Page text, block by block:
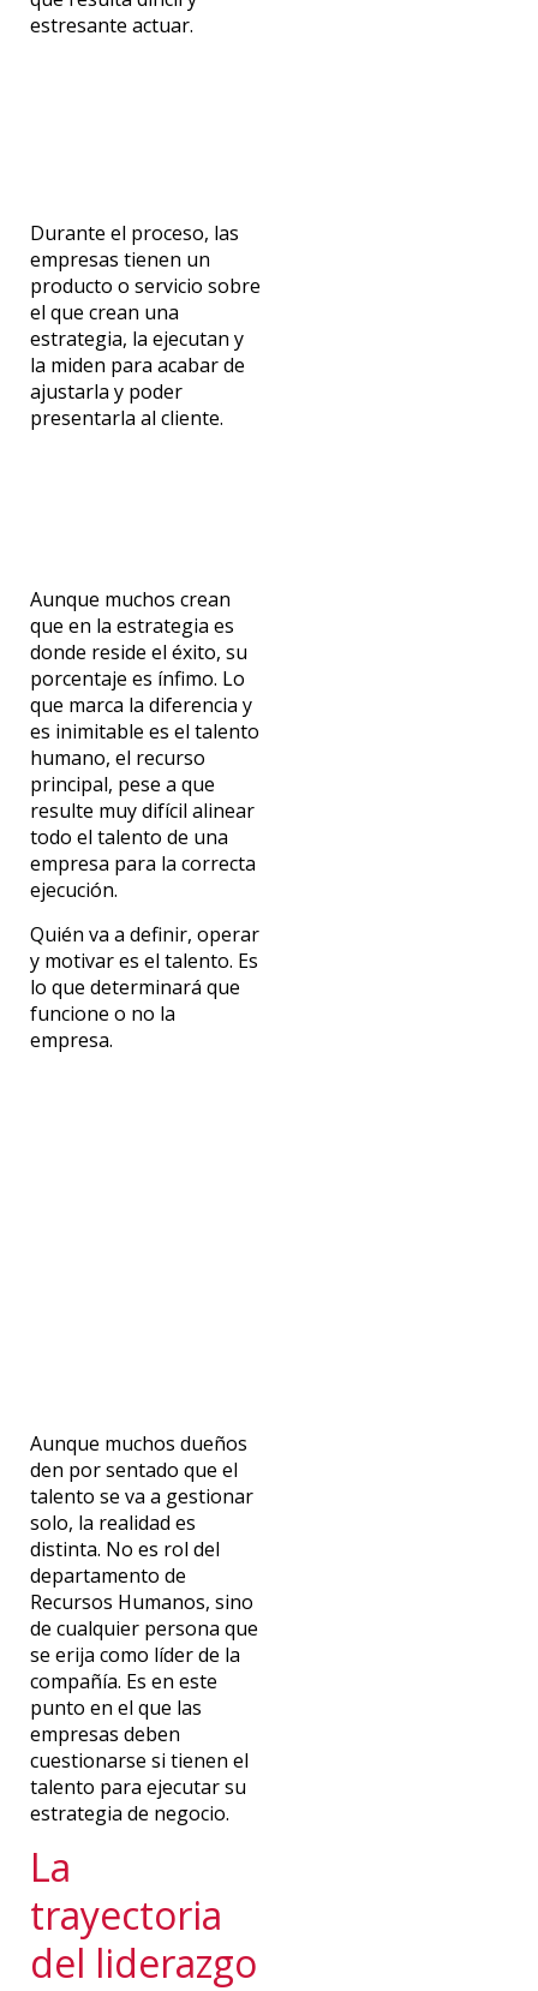
estresante actuar.
Durante el proceso, las
empresas tienen un
producto o servicio sobre
el que crean una
estrategia, la ejecutan y
la miden para acabar de
ajustarla y poder
presentarla al cliente.
Aunque muchos crean
que en la estrategia es
donde reside el éxito, su
porcentaje es ínfimo. Lo
que marca la diferencia y
es inimitable es el talento
humano, el recurso
principal, pese a que
resulte muy difícil alinear
todo el talento de una
empresa para la correcta
ejecución.
Quién va a definir, operar
y motivar es el talento. Es
lo que determinará que
funcione o no la
empresa.
Aunque muchos dueños
den por sentado que el
talento se va a gestionar
solo, la realidad es
distinta. No es rol del
departamento de
Recursos Humanos, sino
de cualquier persona que
se erija como líder de la
compañía. Es en este
punto en el que las
empresas deben
cuestionarse si tienen el
talento para ejecutar su
estrategia de negocio.
La
trayectoria
del liderazgo